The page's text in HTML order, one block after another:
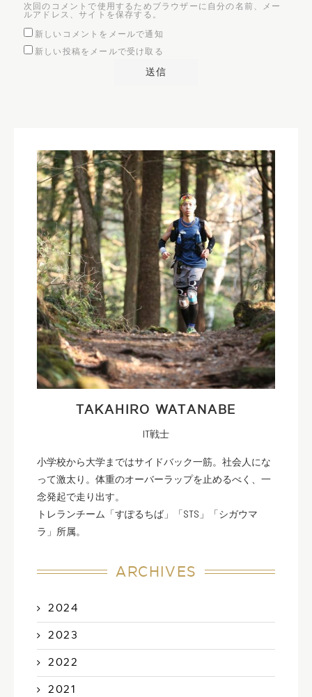
次回のコメントで使用するためブラウザーに自分の名前、メー
ルアドレス、サイトを保存する。
新しいコメントをメールで通知
新しい投稿をメールで受け取る
TAKAHIRO WATANABE
IT戦士
小学校から大学まではサイドバック一筋。社会人にな
って激太り。体重のオーバーラップを止めるべく、一
念発起で走り出す。
トレランチーム「すぽるちば」「STS」「シガウマ
ラ」所属。
ARCHIVES
2024
2023
2022
2021